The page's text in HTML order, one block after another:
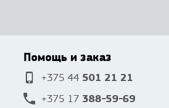
Помощь и заказ
+375 44 501 21 21
+375 17 388-59-69